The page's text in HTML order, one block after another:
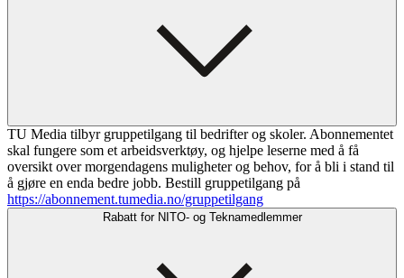
TU Media tilbyr gruppetilgang til bedrifter og skoler. Abonnementet
skal fungere som et arbeidsverktøy, og hjelpe leserne med å få
oversikt over morgendagens muligheter og behov, for å bli i stand til
å gjøre en enda bedre jobb. Bestill gruppetilgang på
https://abonnement.tumedia.no/gruppetilgang
Rabatt for NITO- og Teknamedlemmer